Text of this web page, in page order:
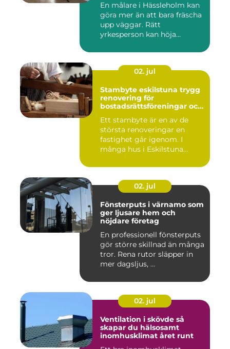
En målare i Hässleholm kan
göra mer än att bara fräscha
upp väggar. Rätt
yrkesperson kan höja
02. jul
Stambyte eskilstuna trygg
renovering för
bostadsrättsföreningar och
Ett stambyte är en av de
största renoveringar en
fastighet går igenom. I
många hus i Eskilstuna
02. jul
Fönsterputs i värnamo som
ger ljusare hem och
nöjdare företag
En professionell fönsterputs
gör större skillnad än många
tror. Rena rutor släpper in
mer dagsljus, ...
02. jul
Ventilation i skövde så
skapar du hälsosamt
inomhusklimat året runt